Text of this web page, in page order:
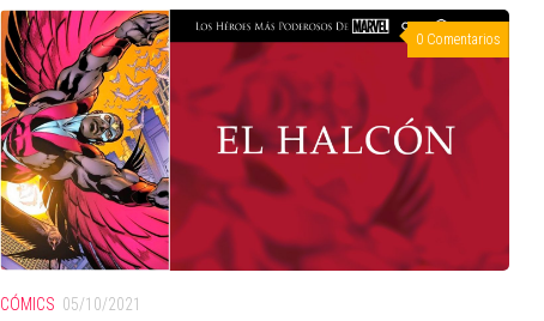
0 Comentarios
CÓMICS 05/10/2021